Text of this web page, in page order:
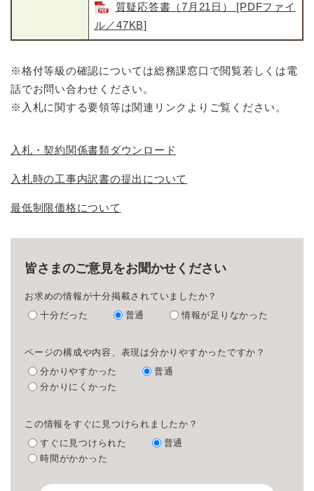
質疑応答書（7月21日） [PDFファイ
ル／47KB]
※格付等級の確認については総務課窓口で閲覧若しくは電
話でお問い合わせください。
※入札に関する要領等は関連リンクよりご覧ください。
入札・契約関係書類ダウンロード
入札時の工事内訳書の提出について
最低制限価格について
皆さまのご意見をお聞かせください
お求めの情報が十分掲載されていましたか？
十分だった
普通 情報が足りなかった
ページの構成や内容、表現は分かりやすかったですか？
分かりやすかった
普通
分かりにくかった
この情報をすぐに見つけられましたか？
すぐに見つけられた
普通
時間がかかった